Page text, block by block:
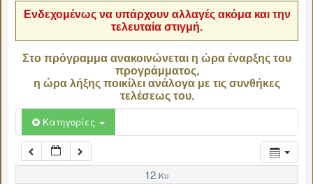
Ενδεχομένως να υπάρχουν αλλαγές ακόμα και την
τελευταία στιγμή.
Στο πρόγραμμα ανακοινώνεται η ώρα έναρξης του
προγράμματος,
η ώρα λήξης ποικίλει ανάλογα με τις συνθήκες
τελέσεως του.
Κατηγορίες
12 Κυ
06:00
07:00